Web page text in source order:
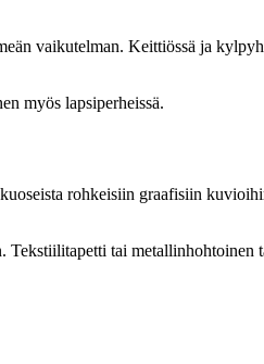
vaikutelman. Keittiössä ja
myös lapsiperheissä.
rohkeisiin graafisiin
Tekstiilitapetti tai